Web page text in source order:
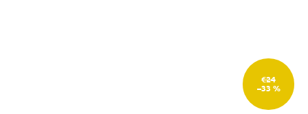
€24
–33 %